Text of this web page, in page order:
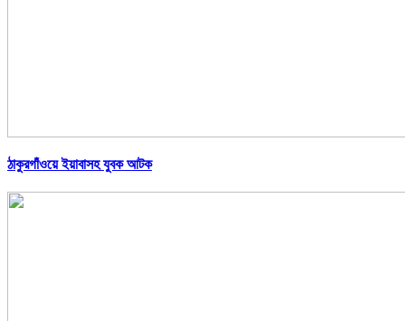
ঠাকুরগাঁওয়ে ইয়াবাসহ যুবক আটক